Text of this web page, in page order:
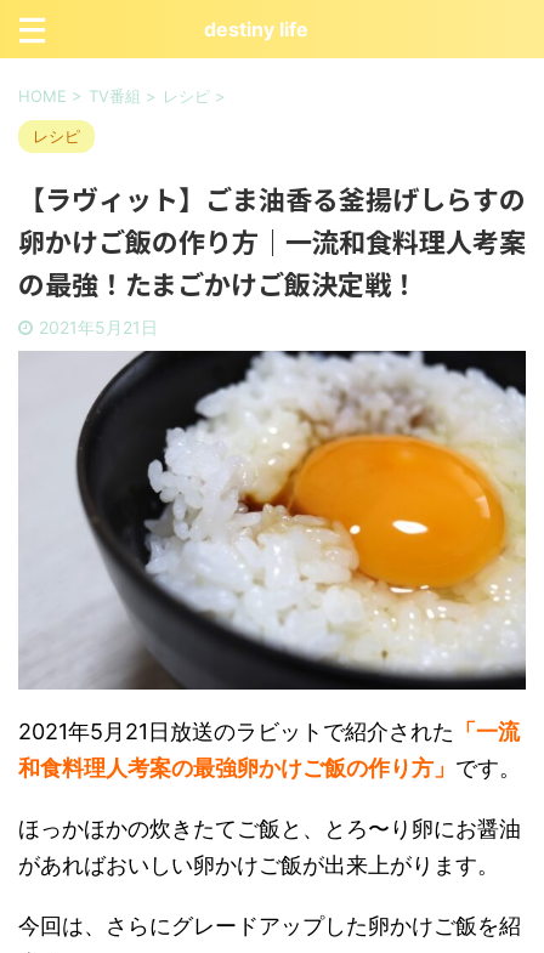
destiny life
HOME > TV番組 > レシピ >
レシピ
【ラヴィット】ごま油香る釜揚げしらすの
卵かけご飯の作り方｜一流和食料理人考案
の最強！たまごかけご飯決定戦！
2021年5月21日
2021年5月21日放送のラビットで紹介された 「一流
和食料理人考案の最強卵かけご飯の作り方」 です。
ほっかほかの炊きたてご飯と、とろ〜り卵にお醤油
があればおいしい卵かけご飯が出来上がります。
今回は、さらにグレードアップした卵かけご飯を紹